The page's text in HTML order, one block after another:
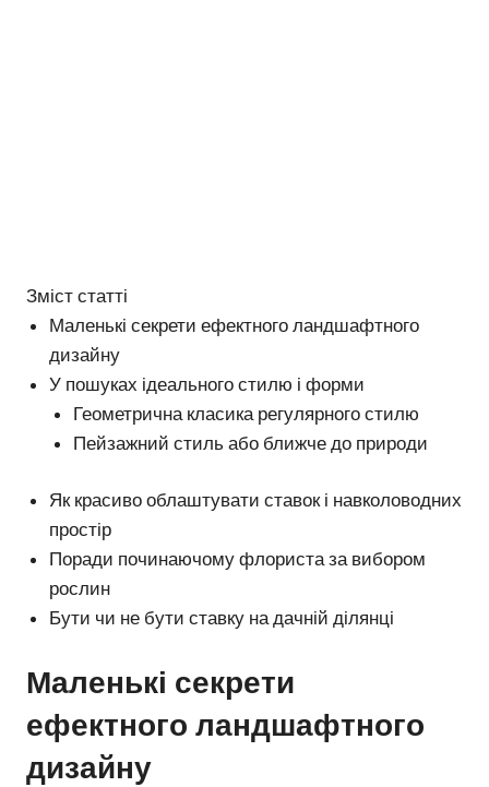
Зміст статті
Маленькі секрети ефектного ландшафтного
дизайну
У пошуках ідеального стилю і форми
Геометрична класика регулярного стилю
Пейзажний стиль або ближче до природи
Як красиво облаштувати ставок і навколоводних
простір
Поради починаючому флориста за вибором
рослин
Бути чи не бути ставку на дачній ділянці
Маленькі секрети
ефектного ландшафтного
дизайну